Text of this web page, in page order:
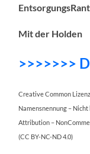
Mit der Holden
>>>>>>>
Creative Common
Namensnennung –
Attribution –
(CC BY-NC-ND 4.0)